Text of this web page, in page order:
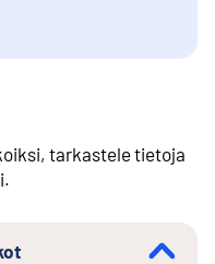
tarkastele tietoja